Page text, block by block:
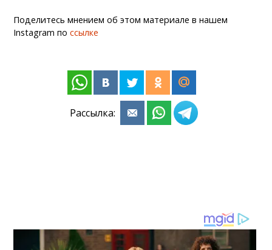
Поделитесь мнением об этом материале в нашем
Instagram поссылке
Рассылка: